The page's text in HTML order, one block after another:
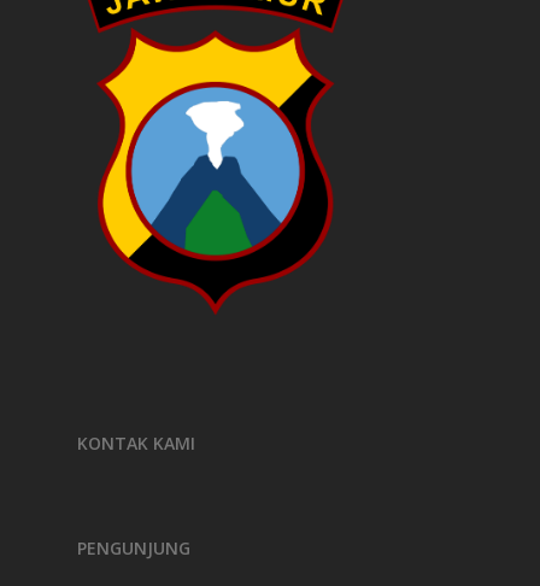
KONTAK KAMI
PENGUNJUNG